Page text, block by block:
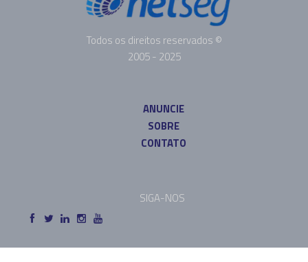
Todos os direitos reservados ©
2005 - 2025
ANUNCIE
SOBRE
CONTATO
SIGA-NOS